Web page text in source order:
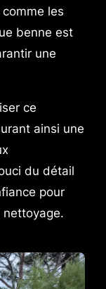
les
benne est
une
ce
ainsi une
du détail
pour